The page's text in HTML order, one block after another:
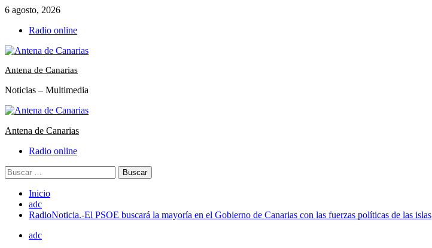
Saltar
contenido
6 agosto, 2026
Radio online
Antena de Canarias
Noticias – Multimedia
Menú
Antena de Canarias
Radio online
Buscar:
Inicio
adc
RadioNoticia.-El PSOE buscará la mayoría en el Gobierno de Canarias con las fuerzas políticas de las islas
adc